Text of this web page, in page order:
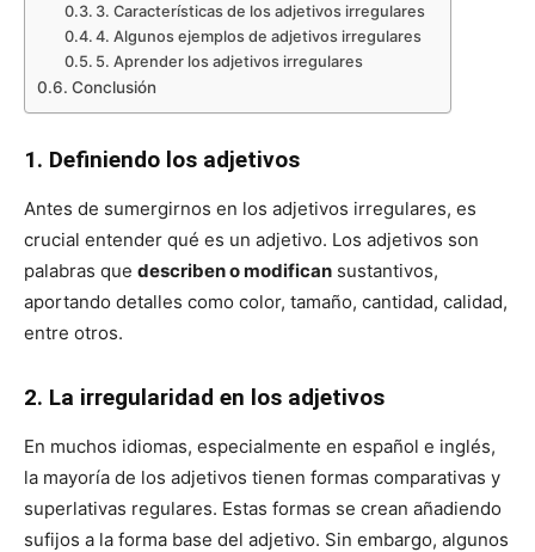
3. Características de los adjetivos irregulares
4. Algunos ejemplos de adjetivos irregulares
5. Aprender los adjetivos irregulares
Conclusión
1. Definiendo los adjetivos
Antes de sumergirnos en los adjetivos irregulares, es
crucial entender qué es un adjetivo. Los adjetivos son
palabras que describen o modifican sustantivos,
aportando detalles como color, tamaño, cantidad, calidad,
entre otros.
2. La irregularidad en los adjetivos
En muchos idiomas, especialmente en español e inglés,
la mayoría de los adjetivos tienen formas comparativas y
superlativas regulares. Estas formas se crean añadiendo
sufijos a la forma base del adjetivo. Sin embargo, algunos